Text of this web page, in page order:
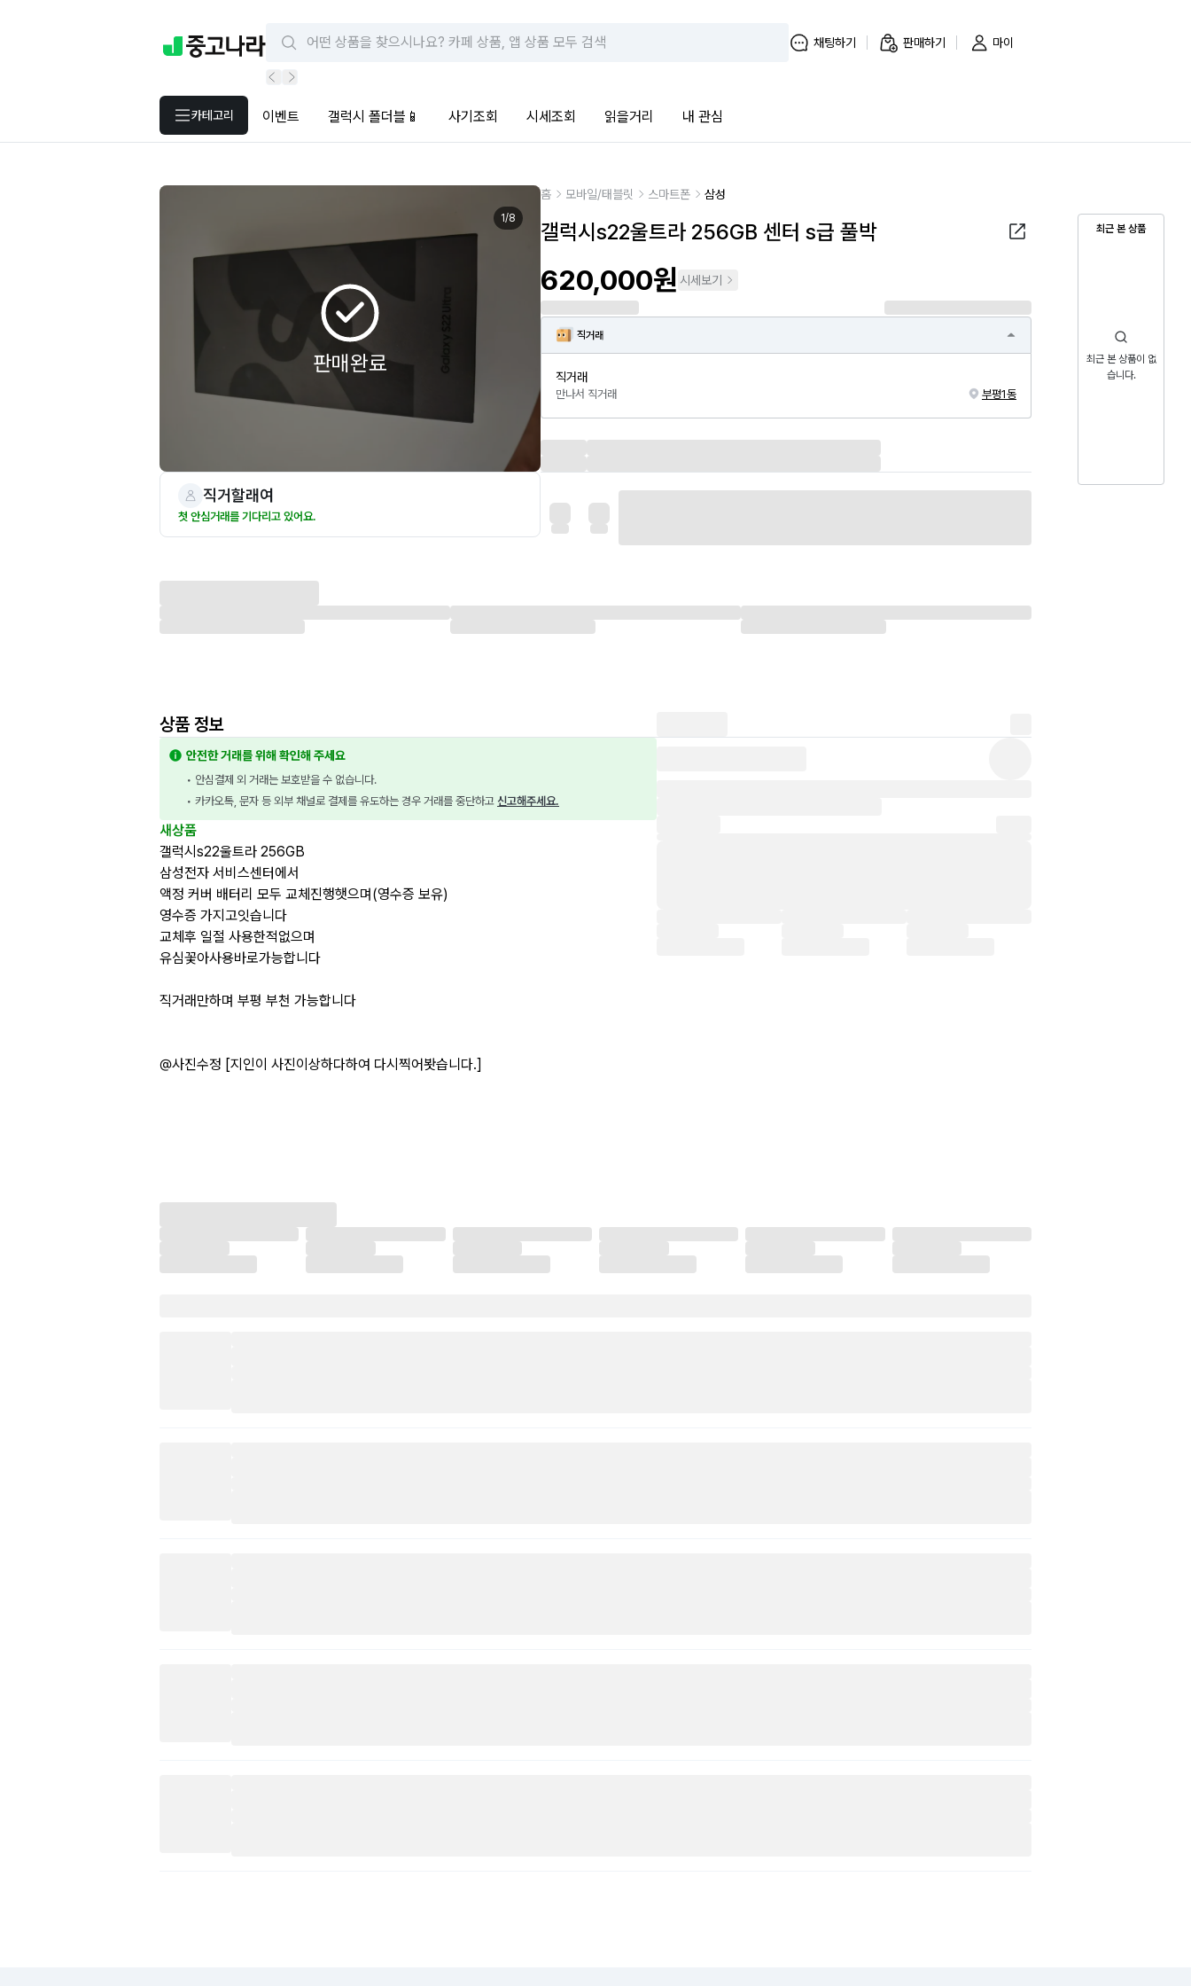
채팅하기 판매하기 마이
카테고리 이벤트 갤럭시 폴더블📱 사기조회 시세조회 읽을거리 내 관심
최근 본 상품
최근 본 상품이 없
습니다.
판매완료
1/8
직거할래여
첫 안심거래를 기다리고 있어요.
홈 모바일/태블릿 스마트폰 삼성
갤럭시s22울트라 256GB 센터 s급 풀박
620,000원 시세보기
직거래
직거래
만나서 직거래 부평1동
상품 정보
안전한 거래를 위해 확인해 주세요
• 안심결제 외 거래는 보호받을 수 없습니다.
• 카카오톡, 문자 등 외부 채널로 결제를 유도하는 경우 거래를 중단하고 신고해주세요.
새상품
갤럭시s22울트라 256GB
삼성전자 서비스센터에서
액정 커버 배터리 모두 교체진행햇으며(영수증 보유)
영수증 가지고잇습니다
교체후 일절 사용한적없으며
유심꽃아사용바로가능합니다
직거래만하며 부평 부천 가능합니다
@사진수정 [지인이 사진이상하다하여 다시찍어봣습니다.]